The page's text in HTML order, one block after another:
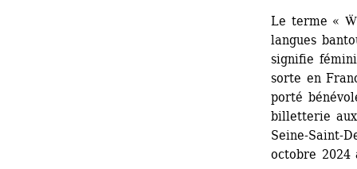
Le terme «
langues
signifie
sorte en
porté
billetterie
Seine-Saint-
octobre 2024